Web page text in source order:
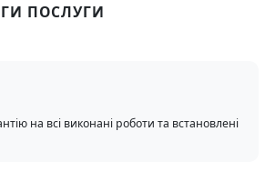
ПОСЛУГИ
на всі виконані роботи та встановлені